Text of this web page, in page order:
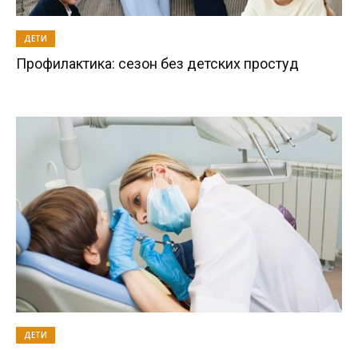
ДЕТИ
Профилактика: сезон без детских простуд
ДЕТИ